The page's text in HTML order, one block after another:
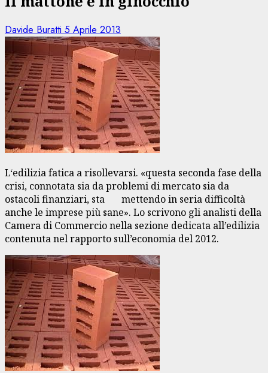
Davide Buratti 5 Aprile 2013
L‘edilizia fatica a risollevarsi. «questa seconda fase della
crisi, connotata sia da problemi di mercato sia da
ostacoli finanziari, sta mettendo in seria difficoltà
anche le imprese più sane». Lo scrivono gli analisti della
Camera di Commercio nella sezione dedicata all’edilizia
contenuta nel rapporto sull’economia del 2012.